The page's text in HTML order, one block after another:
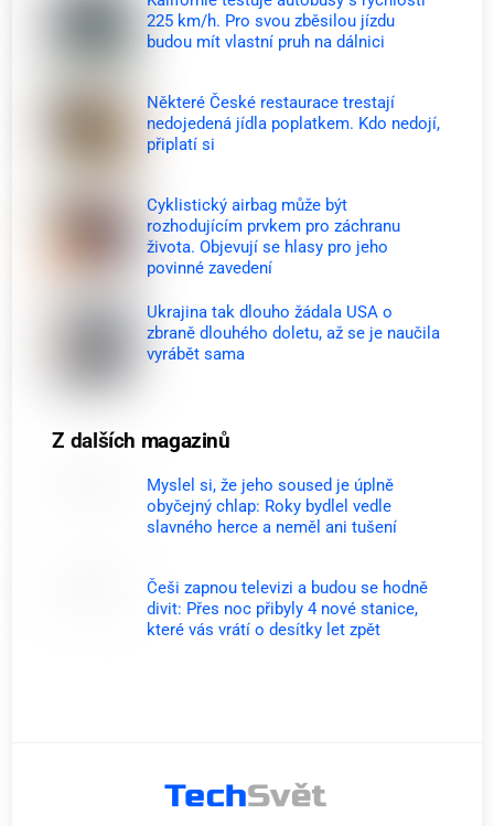
225 km/h. Pro svou zběsilou jízdu
budou mít vlastní pruh na dálnici
Některé České restaurace trestají
nedojedená jídla poplatkem. Kdo nedojí,
připlatí si
Cyklistický airbag může být
rozhodujícím prvkem pro záchranu
života. Objevují se hlasy pro jeho
povinné zavedení
Ukrajina tak dlouho žádala USA o
zbraně dlouhého doletu, až se je naučila
vyrábět sama
Z dalších magazinů
Myslel si, že jeho soused je úplně
obyčejný chlap: Roky bydlel vedle
slavného herce a neměl ani tušení
Češi zapnou televizi a budou se hodně
divit: Přes noc přibyly 4 nové stanice,
které vás vrátí o desítky let zpět